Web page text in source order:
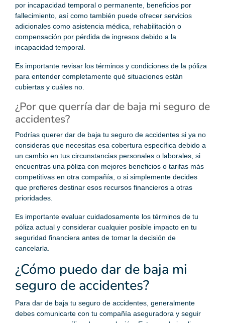
por incapacidad temporal o permanente, beneficios por
fallecimiento, así como también puede ofrecer servicios
adicionales como asistencia médica, rehabilitación o
compensación por pérdida de ingresos debido a la
incapacidad temporal.
Es importante revisar los términos y condiciones de la póliza
para entender completamente qué situaciones están
cubiertas y cuáles no.
¿Por que querría dar de baja mi seguro de
accidentes?
Podrías querer dar de baja tu seguro de accidentes si ya no
consideras que necesitas esa cobertura específica debido a
un cambio en tus circunstancias personales o laborales, si
encuentras una póliza con mejores beneficios o tarifas más
competitivas en otra compañía, o si simplemente decides
que prefieres destinar esos recursos financieros a otras
prioridades.
Es importante evaluar cuidadosamente los términos de tu
póliza actual y considerar cualquier posible impacto en tu
seguridad financiera antes de tomar la decisión de
cancelarla.
¿Cómo puedo dar de baja mi
seguro de accidentes?
Para dar de baja tu seguro de accidentes, generalmente
debes comunicarte con tu compañía aseguradora y seguir